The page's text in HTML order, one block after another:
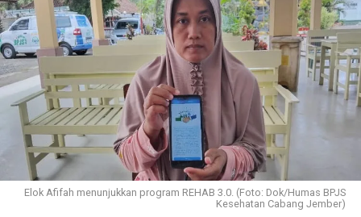
Elok Afifah menunjukkan program REHAB 3.0. (Foto: Dok/Humas BPJS
Kesehatan Cabang Jember)